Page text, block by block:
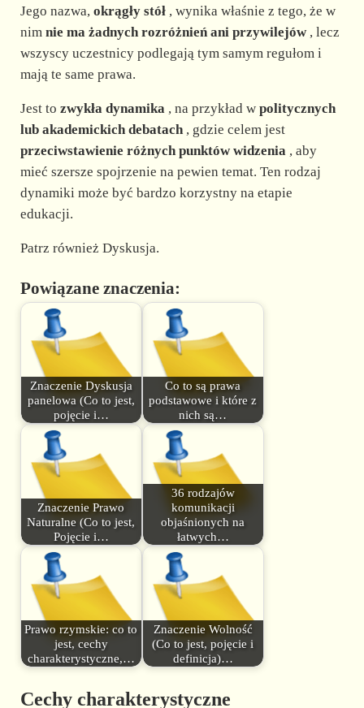
e
Jego nazwa, okrągły stół, wynika właśnie z tego, że w
nim nie ma żadnych rozróżnień ani przywilejów, lecz
wszyscy uczestnicy podlegają tym samym regułom i
mają te same prawa.
Jest to zwykła dynamika, na przykład w politycznych
lub akademickich debatach, gdzie celem jest
przeciwstawienie różnych punktów widzenia, aby
mieć szersze spojrzenie na pewien temat. Ten rodzaj
dynamiki może być bardzo korzystny na etapie
edukacji.
Patrz również Dyskusja.
Powiązane znaczenia:
Znaczenie Dyskusja
panelowa (Co to jest,
pojęcie i…
Co to są prawa
podstawowe i które z
nich są…
Znaczenie Prawo
Naturalne (Co to jest,
Pojęcie i…
36 rodzajów
komunikacji
objaśnionych na
łatwych…
Prawo rzymskie: co to
jest, cechy
charakterystyczne,…
Znaczenie Wolność
(Co to jest, pojęcie i
definicja)…
Cechy charakterystyczne